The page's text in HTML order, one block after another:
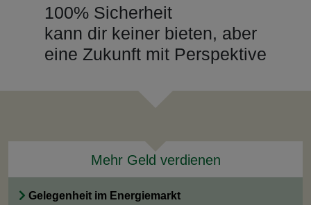
100% Sicherheit
kann dir keiner bieten, aber
eine Zukunft mit Perspektive
Mehr Geld verdienen
Gelegenheit im Energiemarkt